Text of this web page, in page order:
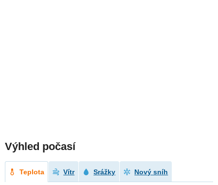
Výhled počasí
Teplota Vítr Srážky Nový sníh